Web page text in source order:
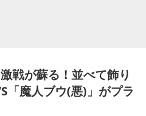
戦が蘇る！並べて飾り
「魔人ブウ(悪)」がプラ